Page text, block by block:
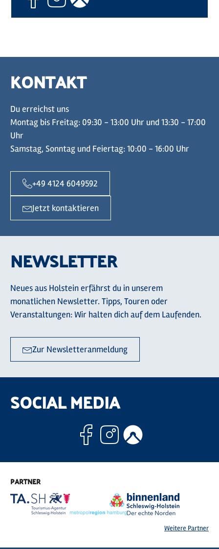
KONTAKT
Du erreichst uns
Montag bis Freitag: 09:30 - 13:00 Uhr und 13:30 - 17:00
Uhr
Samstag, Sonntag und Feiertag: 10:00 - 16:00 Uhr
+49 4124 6049592
Jetzt kontaktieren
NEWSLETTER
Neues aus Holstein erfährst du in unserem
monatlichen Newsletter. Tipps, Touren oder
Veranstaltungen: Wir halten dich auf dem Laufenden.
Zur Newsletteranmeldung
SOCIAL MEDIA
Facebook
Instagram
PARTNER
Weitere Partner